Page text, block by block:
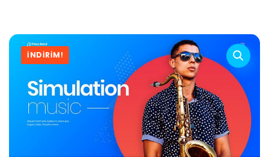
İNDIRIM!